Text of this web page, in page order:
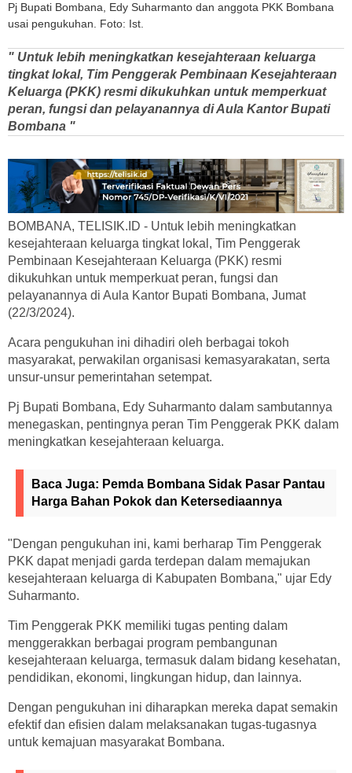
Pj Bupati Bombana, Edy Suharmanto dan anggota PKK Bombana
usai pengukuhan. Foto: Ist.
" Untuk lebih meningkatkan kesejahteraan keluarga
tingkat lokal, Tim Penggerak Pembinaan Kesejahteraan
Keluarga (PKK) resmi dikukuhkan untuk memperkuat
peran, fungsi dan pelayanannya di Aula Kantor Bupati
Bombana "
BOMBANA, TELISIK.ID - Untuk lebih meningkatkan
kesejahteraan keluarga tingkat lokal, Tim Penggerak
Pembinaan Kesejahteraan Keluarga (PKK) resmi
dikukuhkan untuk memperkuat peran, fungsi dan
pelayanannya di Aula Kantor Bupati Bombana, Jumat
(22/3/2024).
Acara pengukuhan ini dihadiri oleh berbagai tokoh
masyarakat, perwakilan organisasi kemasyarakatan, serta
unsur-unsur pemerintahan setempat.
Pj Bupati Bombana, Edy Suharmanto dalam sambutannya
menegaskan, pentingnya peran Tim Penggerak PKK dalam
meningkatkan kesejahteraan keluarga.
Baca Juga: Pemda Bombana Sidak Pasar Pantau
Harga Bahan Pokok dan Ketersediaannya
"Dengan pengukuhan ini, kami berharap Tim Penggerak
PKK dapat menjadi garda terdepan dalam memajukan
kesejahteraan keluarga di Kabupaten Bombana," ujar Edy
Suharmanto.
Tim Penggerak PKK memiliki tugas penting dalam
menggerakkan berbagai program pembangunan
kesejahteraan keluarga, termasuk dalam bidang kesehatan,
pendidikan, ekonomi, lingkungan hidup, dan lainnya.
Dengan pengukuhan ini diharapkan mereka dapat semakin
efektif dan efisien dalam melaksanakan tugas-tugasnya
untuk kemajuan masyarakat Bombana.